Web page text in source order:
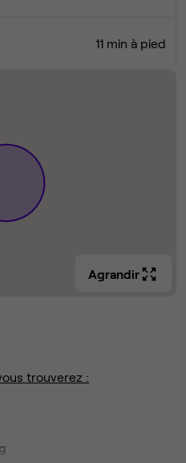
11 min à pied
Agrandir
trouverez :